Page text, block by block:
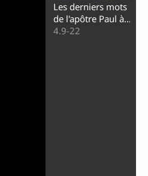
Les derniers mots
de l'apôtre Paul à
Timothée
4.9-22